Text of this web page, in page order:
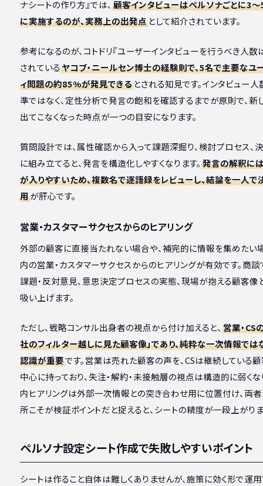
ナシートの作り方』では、 顧客インタビューはペルソナごとに3
に実施するのが、実務上の出発点として紹介されています。
参考になるのが、コトドリ『ユーザーインタビューを行うべき人数
されているヤコブ・ニールセン博士の経験則で、5名で主要なユ
ィ問題の約85%が発見できるとされる知見です。インタビュー
準ではなく、定性分析で発言の飽和を確認するまでが原則で、新
出てこなくなった時点が一つの目安になります。
質問設計では、属性確認から入って課題深掘り、検討プロセス、
に組み立てると、発言を構造化しやすくなります。 発言の解釈に
が入りやすいため、複数名で逐語録をレビューし、結論を一人
用が肝心です。
営業・カスタマーサクセスからのヒアリング
外部の顧客に直接当たれない場合や、補完的に情報を集めたい
内の営業・カスタマーサクセスからのヒアリングが有効です。商
課題・反対意見、意思決定プロセスの実態、現場が抱える顧客像
吸い上げます。
ただし、戦略コンサル出身者の視点から付け加えると、 営業・CS
社のフィルター越しに見た顧客像」であり、純粋な一次情報では
認識が重要です。営業は売れた顧客の声を、CSは継続している
中心に持っており、失注・解約・未接触層の視点は構造的に弱くな
内ヒアリングは外部一次情報との突き合わせ用に位置付け、両
所こそが検証ポイントだと捉えると、シートの精度が一段上がりま
ペルソナ設定シート作成で失敗しやすいポイント
シートは作ること自体は難しくありませんが、施策に効く形で運